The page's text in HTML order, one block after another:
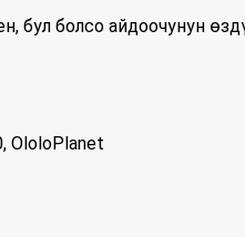
бул болсо айдоочунун
OloloPlanet